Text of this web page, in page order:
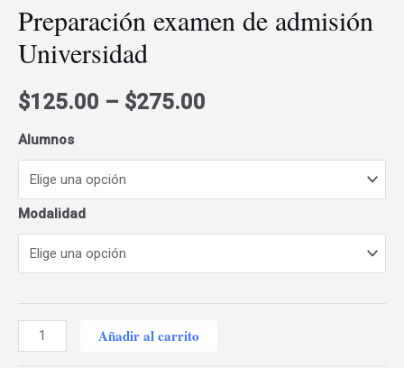
Preparación examen de admisión
Universidad
$125.00 – $275.00
Alumnos
Modalidad
Preparación
examen
Añadir al carrito